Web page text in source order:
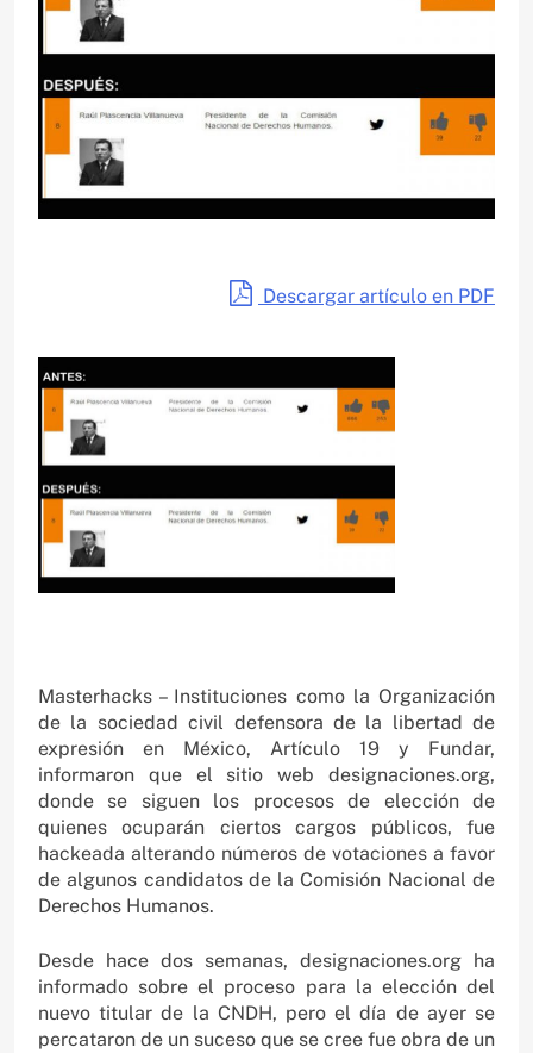
Descargar artículo en PDF
Masterhacks – Instituciones como la Organización
de la sociedad civil defensora de la libertad de
expresión en México, Artículo 19 y Fundar,
informaron que el sitio web designaciones.org,
donde se siguen los procesos de elección de
quienes ocuparán ciertos cargos públicos, fue
hackeada alterando números de votaciones a favor
de algunos candidatos de la Comisión Nacional de
Derechos Humanos.
Desde hace dos semanas, designaciones.org ha
informado sobre el proceso para la elección del
nuevo titular de la CNDH, pero el día de ayer se
percataron de un suceso que se cree fue obra de un